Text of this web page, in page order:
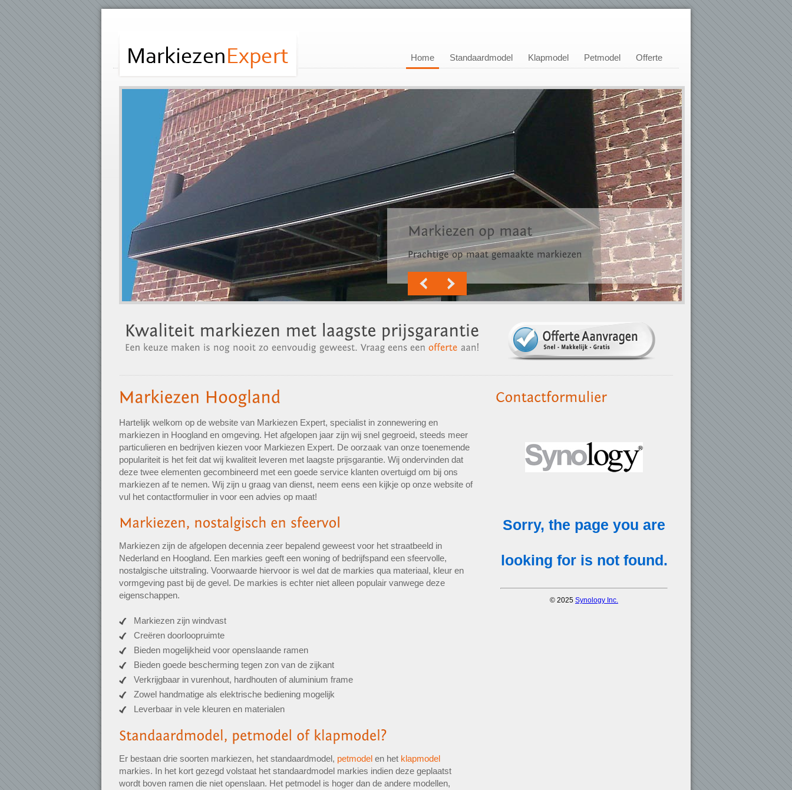
Home Standaardmodel Klapmodel Petmodel Offerte
Hartelijk welkom op de website van Markiezen Expert, specialist in zonnewering en
markiezen in Hoogland en omgeving. Het afgelopen jaar zijn wij snel gegroeid, steeds meer
particulieren en bedrijven kiezen voor Markiezen Expert. De oorzaak van onze toenemende
populariteit is het feit dat wij kwaliteit leveren met laagste prijsgarantie. Wij ondervinden dat
deze twee elementen gecombineerd met een goede service klanten overtuigd om bij ons
markiezen af te nemen. Wij zijn u graag van dienst, neem eens een kijkje op onze website of
vul het contactformulier in voor een advies op maat!
Markiezen zijn de afgelopen decennia zeer bepalend geweest voor het straatbeeld in
Nederland en Hoogland. Een markies geeft een woning of bedrijfspand een sfeervolle,
nostalgische uitstraling. Voorwaarde hiervoor is wel dat de markies qua materiaal, kleur en
vormgeving past bij de gevel. De markies is echter niet alleen populair vanwege deze
eigenschappen.
Markiezen zijn windvast
Creëren doorloopruimte
Bieden mogelijkheid voor openslaande ramen
Bieden goede bescherming tegen zon van de zijkant
Verkrijgbaar in vurenhout, hardhouten of aluminium frame
Zowel handmatige als elektrische bediening mogelijk
Leverbaar in vele kleuren en materialen
Er bestaan drie soorten markiezen, het standaardmodel, petmodel en het klapmodel
markies. In het kort gezegd volstaat het standaardmodel markies indien deze geplaatst
wordt boven ramen die niet openslaan. Het petmodel is hoger dan de andere modellen,